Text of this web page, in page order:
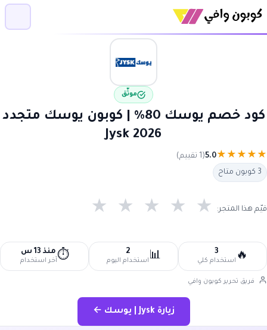
موثّق
كود خصم يوسك 80% | كوبون يوسك متجدد
2026 Jysk
★
★
★
★
★
5.0(1 تقييم)
3 كوبون متاح
قيّم هذا المتجر: ★ ★ ★ ★ ★
🔥
3
استخدام كلي 📊
2
استخدام اليوم ⏱️منذ 13 س
آخر استخدام
فريق تحرير كوبون وافي
زيارة Jysk | يوسك ←